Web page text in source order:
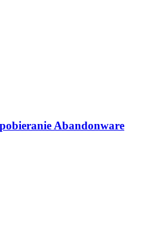
Abandonware